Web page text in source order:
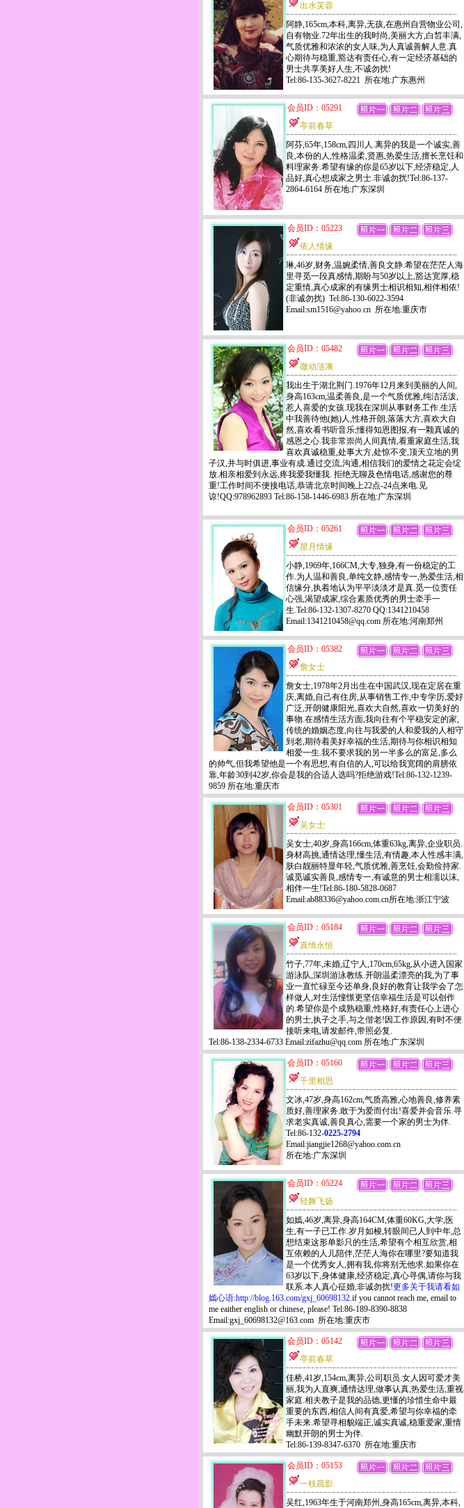
出水芙蓉
阿静,165cm,本科,离异,无孩,在惠州自营物业公司,
自有物业.72年出生的我时尚,美丽大方,白皙丰满,
气质优雅和浓浓的女人味,为人真诚善解人意.真
心期待与稳重,豁达有责任心,有一定经济基础的
男士共享美好人生,不诚勿扰!
Tel:86-135-3627-8221 所在地:广东惠州
会员ID：05291
亭前春草
阿芬,65年,158cm,四川人.离异的我是一个诚实,善
良,本份的人,性格温柔,贤惠,热爱生活,擅长烹饪和
料理家务.希望有缘的你是65岁以下,经济稳定,人
品好,真心想成家之男士.非诚勿扰!Tel:86-137-
2864-6164 所在地:广东深圳
会员ID：05223
依人情缘
琳,46岁,财务,温婉柔情,善良文静.希望在茫茫人海
里寻觅一段真感情,期盼与50岁以上,豁达宽厚,稳
定重情,真心成家的有缘男士相识相知,相伴相依!
(非诚勿扰) Tel:86-130-6022-3594
Email:sm1516@yahoo.cn 所在地:重庆市
会员ID：05482
微动涟漪
我出生于湖北荆门.1976年12月来到美丽的人间,
身高163cm,温柔善良,是一个气质优雅,纯洁活泼,
惹人喜爱的女孩.现我在深圳从事财务工作.生活
中我善待他(她)人,性格开朗,落落大方,喜欢大自
然,喜欢看书听音乐;懂得知恩图报,有一颗真诚的
感恩之心.我非常崇尚人间真情,看重家庭生活,我
喜欢真诚稳重,处事大方,处惊不变,顶天立地的男
子汉,并与时俱进,事业有成.通过交流,沟通,相信我们的爱情之花定会绽
放.相亲相爱到永远,疼我爱我懂我. 拒绝无聊及色情电话,感谢您的尊
重!工作时间不便接电话,恭请北京时间晚上22点-24点来电.见
谅!QQ:978962893 Tel:86-158-1446-6983 所在地:广东深圳
会员ID：05261
星月情缘
小静,1969年,166CM,大专,独身,有一份稳定的工
作.为人温和善良,单纯文静,感情专一,热爱生活,相
信缘分,执着地认为平平淡淡才是真.觅一位责任
心强,渴望成家,综合素质优秀的男士牵手一
生.Tel:86-132-1307-8270 QQ:1341210458
Email:1341210458@qq.com 所在地:河南郑州
会员ID：05382
詹女士
詹女士,1978年2月出生在中国武汉,现在定居在重
庆,离婚,自己有住房,从事销售工作,中专学历,爱好
广泛,开朗健康阳光,喜欢大自然,喜欢一切美好的
事物.在感情生活方面,我向往有个平稳安定的家,
传统的婚姻态度,向往与我爱的人和爱我的人相守
到老,期待着美好幸福的生活,期待与你相识相知
相爱一生.我不要求我的另一半多么的富足,多么
的帅气,但我希望他是一个有思想,有自信的人,可以给我宽阔的肩膀依
靠,年龄30到42岁,你会是我的合适人选吗?拒绝游戏!Tel:86-132-1239-
9859 所在地:重庆市
会员ID：05301
吴女士
吴女士,40岁,身高166cm,体重63kg,离异,企业职员.
身材高挑,通情达理,懂生活,有情趣,本人性感丰满,
肤白靓丽特显年轻,气质优雅,善烹饪,会勤俭持家.
诚觅诚实善良,感情专一,有诚意的男士相濡以沫,
相伴一生!Tel:86-180-5828-0687
Email:ab88336@yahoo.com.cn所在地:浙江宁波
会员ID：05184
真情永恒
竹子,77年,未婚,辽宁人,170cm,65kg,从小进入国家
游泳队,深圳游泳教练.开朗温柔漂亮的我,为了事
业一直忙碌至今还单身,良好的教育让我学会了怎
样做人,对生活憧憬更坚信幸福生活是可以创作
的.希望你是个成熟稳重,性格好,有责任心上进心
的男士,执子之手,与之偕老!因工作原因,有时不便
接听来电,请发邮件,带照必复.
Tel:86-138-2334-6733 Email:zifazhu@qq.com 所在地:广东深圳
会员ID：05160
千里相思
文冰,47岁,身高162cm,气质高雅,心地善良,修养素
质好,善理家务.敢于为爱而付出!喜爱并会音乐.寻
求老实真诚,善良真心,需要一个家的男士为伴.
Tel:86-132-0225-2794
Email:jiangjie1268@yahoo.com.cn
所在地:广东深圳
会员ID：05224
轻舞飞扬
如嫣,46岁,离异,身高164CM,体重60KG,大学,医
生,有一子已工作.岁月如梭,转眼间已人到中年,总
想结束这形单影只的生活,希望有个相互欣赏,相
互依赖的人儿陪伴,茫茫人海你在哪里?要知道我
是一个优秀女人,拥有我,你将别无他求.如果你在
63岁以下,身体健康,经济稳定,真心寻偶,请你与我
联系.本人真心征婚,非诚勿扰!更多关于我请看如
嫣心语:http://blog.163.com/gxj_60698132.if you cannot reach me, email to
me eaither english or chinese, please! Tel:86-189-8390-8838
Email:gxj_60698132@163.com 所在地:重庆市
会员ID：05142
亭前春草
佳桥,41岁,154cm,离异,公司职员.女人因可爱才美
丽,我为人直爽,通情达理,做事认真,热爱生活,重视
家庭.相夫教子是我的品德,更懂的珍惜生命中最
重要的东西,相信人间有真爱,希望与你幸福的牵
手未来.希望寻相貌端正,诚实真诚,稳重爱家,重情
幽默开朗的男士为伴.
Tel:86-139-8347-6370 所在地:重庆市
会员ID：05153
一枝疏影
吴红,1963年生于河南郑州,身高165cm,离异,本科,